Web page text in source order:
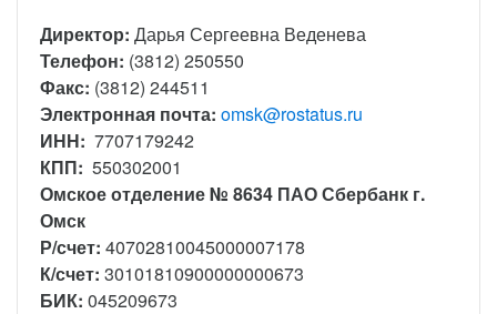
Директор: Дарья Сергеевна Веденева
Телефон: (3812) 250550
Факс: (3812) 244511
Электронная почта: omsk@rostatus.ru
ИНН: 7707179242
КПП: 550302001
Омское отделение № 8634 ПАО Сбербанк г.
Омск
Р/счет: 40702810045000007178
К/счет: 30101810900000000673
БИК: 045209673